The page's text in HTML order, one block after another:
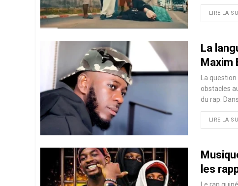
LIRE LA
La
Maxim
La question
obstacles
du rap.
LIRE LA
les
Le rap